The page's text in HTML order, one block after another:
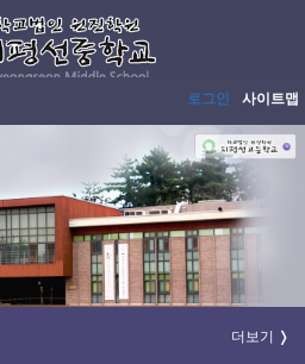
로그인 사이트맵
더보기